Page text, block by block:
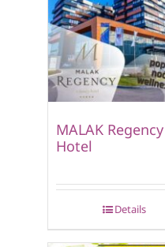
MALAK Regency
Hotel
Details